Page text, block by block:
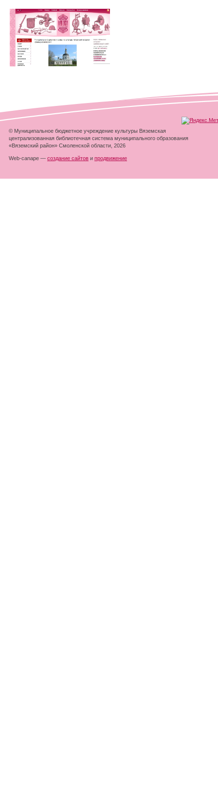
© Муниципальное бюджетное учреждение культуры Вяземская
централизованная библиотечная система муниципального образования
«Вяземский район» Смоленской области, 2026
Web-canape — создание сайтов и продвижение